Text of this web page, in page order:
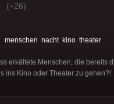
(+26)
menschen nacht kino theater
erkältete Menschen, die bereits
ins Kino oder Theater zu gehen?!